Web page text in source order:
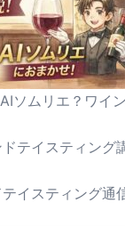
ソムリエ？ワイ
テイスティング
テイスティング